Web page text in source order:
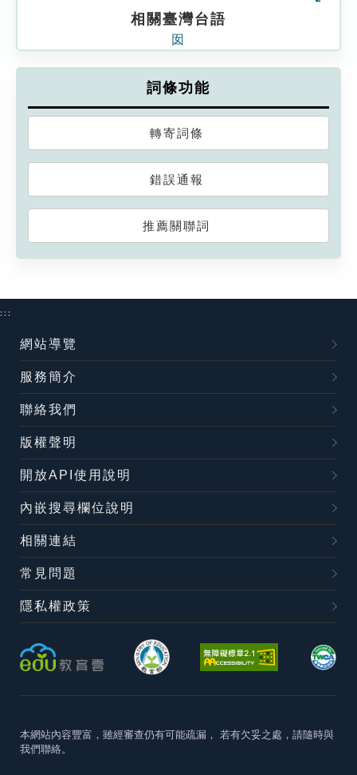
相關臺灣台語
囡
詞條功能
轉寄詞條
錯誤通報
推薦關聯詞
:::
網站導覽
服務簡介
聯絡我們
版權聲明
開放API使用說明
內嵌搜尋欄位說明
相關連結
常見問題
隱私權政策
本網站內容豐富，雖經審查仍有可能疏漏， 若有欠妥之處，請隨時與
我們聯絡。